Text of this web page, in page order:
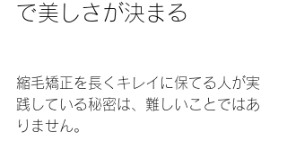
で美しさが決まる
縮毛矯正を長くキレイに保てる人が実
践している秘密は、難しいことではあ
りません。